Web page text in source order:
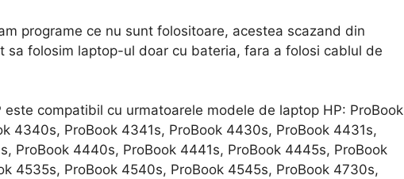
programe ce nu sunt folositoare, acestea scazand din
sa folosim laptop-ul doar cu bateria, fara a folosi cablul de
compatibil cu urmatoarele modele de laptop HP: ProBook
4340s, ProBook 4341s, ProBook 4430s, ProBook 4431s,
ProBook 4440s, ProBook 4441s, ProBook 4445s, ProBook
4535s, ProBook 4540s, ProBook 4545s, ProBook 4730s,